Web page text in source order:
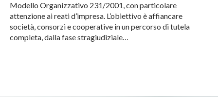
Modello Organizzativo 231/2001, con particolare
attenzione ai reati d’impresa. L’obiettivo è affiancare
società, consorzi e cooperative in un percorso di tutela
completa, dalla fase stragiudiziale…